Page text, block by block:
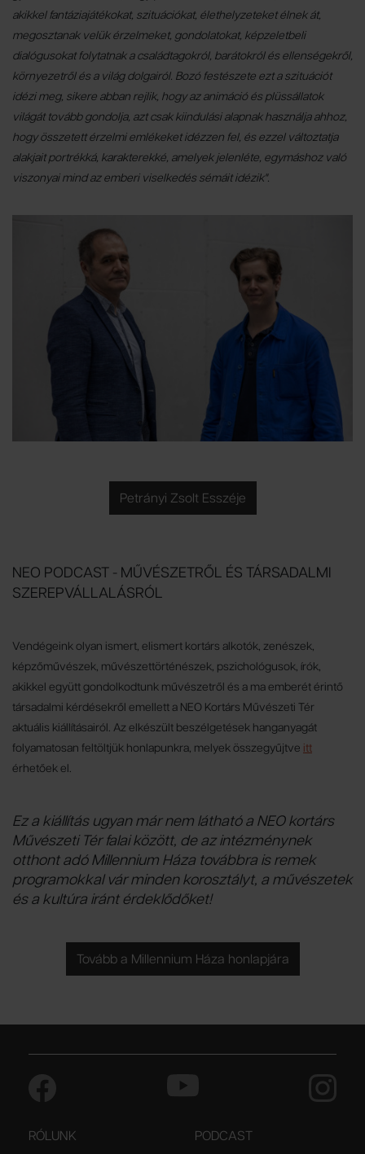
akikkel fantáziajátékokat, szituációkat, élethelyzeteket élnek át,
megosztanak velük érzelmeket, gondolatokat, képzeletbeli
dialógusokat folytatnak a családtagokról, barátokról és ellenségekről,
környezetről és a világ dolgairól. Bozó festészete ezt a szituációt
idézi meg, sikere abban rejlik, hogy az animáció és plüssállatok
világát tovább gondolja, azt csak kiindulási alapnak használja ahhoz,
hogy összetett érzelmi emlékeket idézzen fel, és ezzel változtatja
alakjait portrékká, karakterekké, amelyek jelenléte, egymáshoz való
viszonyai mind az emberi viselkedés sémáit idézik".
Petrányi Zsolt Esszéje
NEO PODCAST - MŰVÉSZETRŐL ÉS TÁRSADALMI
SZEREPVÁLLALÁSRÓL
Vendégeink olyan ismert, elismert kortárs alkotók, zenészek,
képzőművészek, művészettörténészek, pszichológusok, írók,
akikkel együtt gondolkodtunk művészetről és a ma emberét érintő
társadalmi kérdésekről emellett a NEO Kortárs Művészeti Tér
aktuális kiállításairól. Az elkészült beszélgetések hanganyagát
folyamatosan feltöltjük honlapunkra, melyek összegyűjtve itt
érhetőek el.
Ez a kiállítás ugyan már nem látható a NEO kortárs
Művészeti Tér falai között, de az intézménynek
otthont adó Millennium Háza továbbra is remek
programokkal vár minden korosztályt, a művészetek
és a kultúra iránt érdeklődőket!
Tovább a Millennium Háza honlapjára
RÓLUNK PODCAST